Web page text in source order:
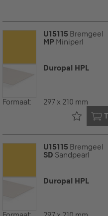
U15115 Bremgeel
MP Miniperl
Duropal HPL
Formaat: 297 x 210 mm
Al in
U15115 Bremgeel
SD Sandpearl
Duropal HPL